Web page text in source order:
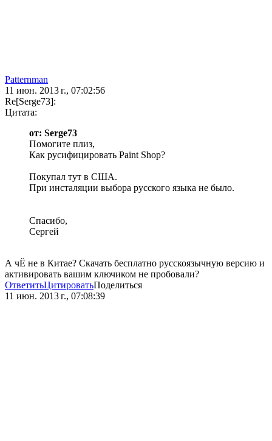
Patternman
11 июн. 2013 г., 07:02:56
Re[Serge73]:
Цитата:
от: Serge73
Помогите плиз,
Как русифицировать Paint Shop?
Покупал тут в США.
При инсталяции выбора русского языка не было.
Спасибо,
Сергей
А чЁ не в Китае? Скачать бесплатно русскоязычную версию и
активировать вашим ключиком не пробовали?
ОтветитьЦитироватьПоделиться
11 июн. 2013 г., 07:08:39